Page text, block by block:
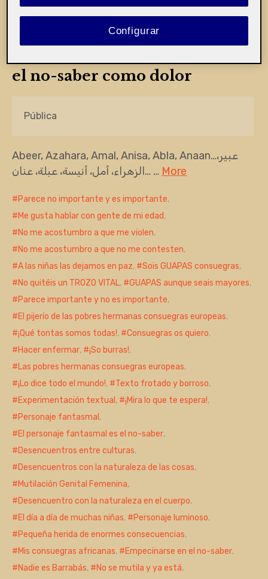
Mutilación Genital Femenina:
el no-saber como dolor
Pública
Abeer, Azahara, Amal, Anisa, Abla, Anaan…عبير،
الزهراء، أمل، أنيسة، عبلة، عنان… … More
Parece no importante y es importante,
Me gusta hablar con gente de mi edad,
No me acostumbro a que me violen,
No me acostumbro a que no me contesten,
A las niñas las dejamos en paz, Sois GUAPAS consuegras,
No quitéis un TROZO VITAL, GUAPAS aunque seais mayores,
Parece importante y no es importante,
El pijerío de las pobres hermanas consuegras europeas,
¡Qué tontas somos todas!, Consuegras os quiero,
Hacer enfermar, ¡So burras!,
Las pobres hermanas consuegras europeas,
¡Lo dice todo el mundo!, Texto frotado y borroso,
Experimentación textual, ¡Mira lo que te espera!,
Personaje fantasmal,
El personaje fantasmal es el no-saber,
Desencuentros entre culturas,
Desencuentros con la naturaleza de las cosas,
Mutilación Genital Femenina,
Desencuentro con la naturaleza en el cuerpo,
El día a día de muchas niñas, Personaje luminoso,
Pequeña herida de enormes consecuencias,
Mis consuegras africanas, Empecinarse en el no-saber,
Nadie es Barrabás, No se mutila y ya está,
Configurar